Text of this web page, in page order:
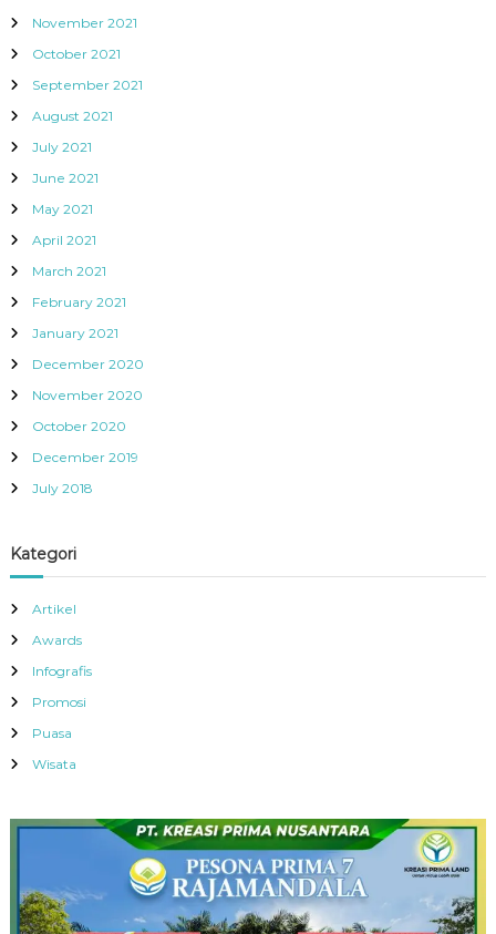
November 2021
October 2021
September 2021
August 2021
July 2021
June 2021
May 2021
April 2021
March 2021
February 2021
January 2021
December 2020
November 2020
October 2020
December 2019
July 2018
Kategori
Artikel
Awards
Infografis
Promosi
Puasa
Wisata